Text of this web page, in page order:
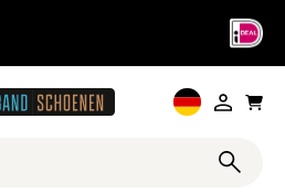
Schnelle